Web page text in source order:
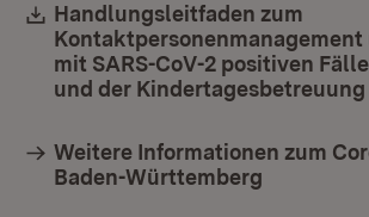
Download:
Handlungsleitfaden zum
Kontaktpersonenmanagement
mit SARS-CoV-2 positiven
und der Kindertagesbetreuung
Weitere Informationen zum
Baden-Württemberg